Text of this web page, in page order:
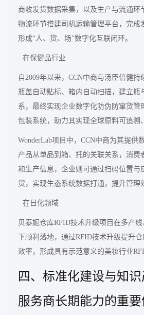
商收发货数据采集，以及生产与流通环
物流环节搭建司机运输管理平台，完成
形成“人、货、场”数字化互联闭环。
· 在保健品行业
自2009年以来，CCN中商与汤臣倍健
瓶盖自动贴标、箱内自动扫描，建立瓶
系， 最终实现企业数字化防伪防窜货管
包装系统，助力其实现全球原料可追溯
WonderLab项目中，CCN中商为其提供
产品从单品到箱、托的关联关系，消费
和生产信息，企业则可通过扫码位置与
货，实现生态系统数据打通，提升管理
· 在日化领域
贝泰妮仓库RFID技术升级项目在多产
下顺利落地，通过RFID技术升级提升
效率，形成具有示范意义的美妆行业
四、标准化建设与知
服务商长期能力的重要